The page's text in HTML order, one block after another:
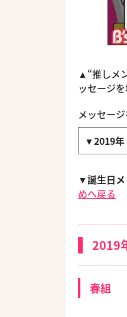
▲“推しメ
ッセージ
メッセー
▼2019年
▼誕生日メ
めへ戻る
2019
春組